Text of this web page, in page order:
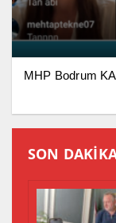
MHP Bodrum
SON